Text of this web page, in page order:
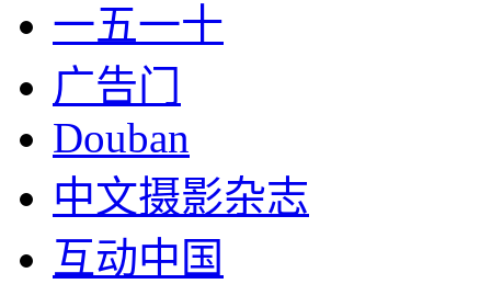
一五一十
广告门
Douban
中文摄影杂志
互动中国